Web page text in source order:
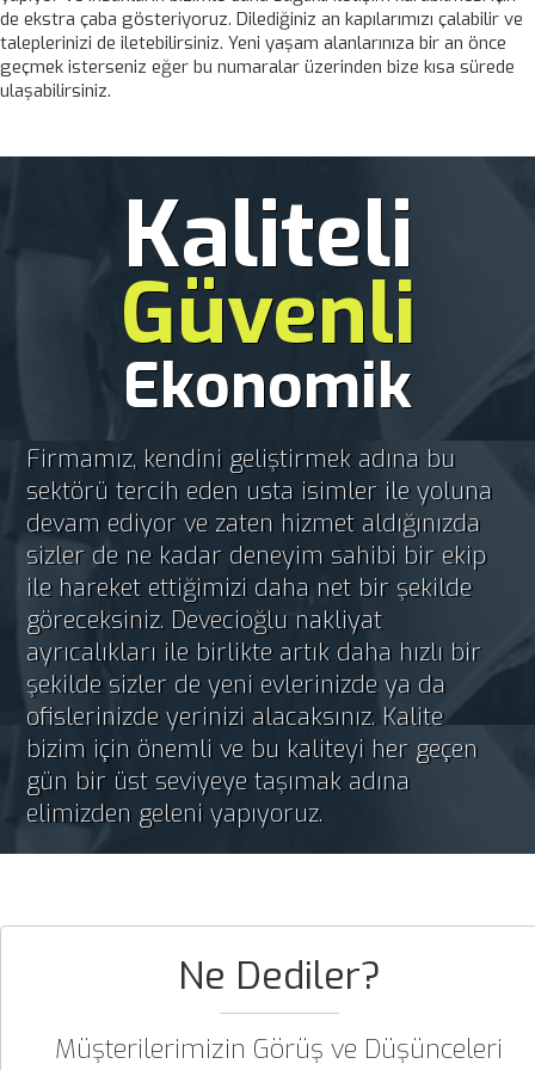
de ekstra çaba gösteriyoruz. Dilediğiniz an kapılarımızı çalabilir ve
taleplerinizi de iletebilirsiniz. Yeni yaşam alanlarınıza bir an önce
geçmek isterseniz eğer bu numaralar üzerinden bize kısa sürede
ulaşabilirsiniz.
Kaliteli
Güvenli
Ekonomik
Firmamız, kendini geliştirmek adına bu
sektörü tercih eden usta isimler ile yoluna
devam ediyor ve zaten hizmet aldığınızda
sizler de ne kadar deneyim sahibi bir ekip
ile hareket ettiğimizi daha net bir şekilde
göreceksiniz. Devecioğlu nakliyat
ayrıcalıkları ile birlikte artık daha hızlı bir
şekilde sizler de yeni evlerinizde ya da
ofislerinizde yerinizi alacaksınız. Kalite
bizim için önemli ve bu kaliteyi her geçen
gün bir üst seviyeye taşımak adına
elimizden geleni yapıyoruz.
Ne Dediler?
Müşterilerimizin Görüş ve Düşünceleri